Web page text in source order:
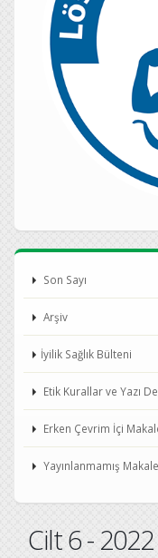
Son Sayı
Arşiv
İyilik Sağlık Bülteni
Etik Kurallar ve Yazı
Erken Çevrim İçi
Yayınlanmamış
Cilt 6 -